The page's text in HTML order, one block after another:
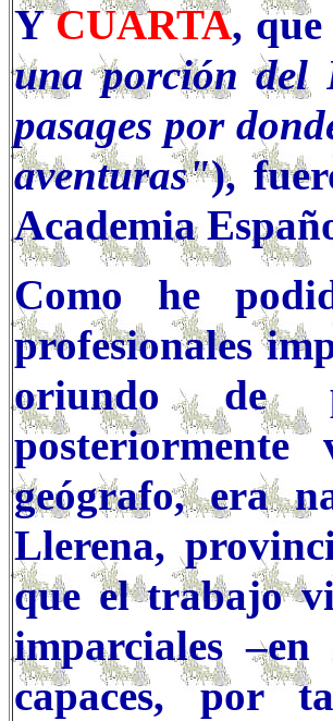
YCUARTA,
una porción del
pasages por
aventuras"),
Academia
Como he
profesionales
oriundo de
geógrafo, era
Llerena,
que el trabajo
imparciales
capaces, por